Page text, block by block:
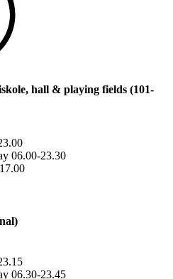
hall & playing fields (101-
06.00-23.30
06.30-23.45